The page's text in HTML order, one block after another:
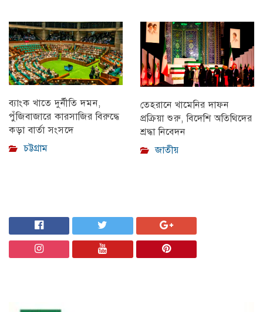
ব্যাংক খাতে দুর্নীতি দমন,
পুঁজিবাজারে কারসাজির বিরুদ্ধে
কড়া বার্তা সংসদে
চট্টগ্রাম
তেহরানে খামেনির দাফন
প্রক্রিয়া শুরু, বিদেশি অতিথিদের
শ্রদ্ধা নিবেদন
জাতীয়